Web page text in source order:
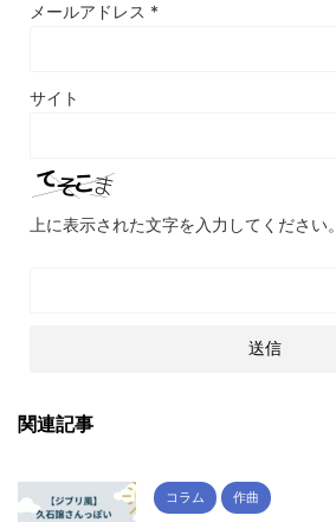
メールアドレス *
サイト
上に表示された文字を入力してください。
関連記事
コラム 作曲